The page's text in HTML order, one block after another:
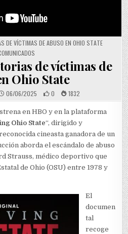
DE VÍCTIMAS DE ABUSO EN OHIO STATE
IN
de víctimas de
Ohio State
06/06/2025 0 1832
en HBO y en la plataforma
Ohio State“, dirigido y
cineasta ganadora de un
aborda el escándalo de abuso
Strauss, médico deportivo que
de Ohio (OSU) entre 1978 y
El
documen
tal
recoge